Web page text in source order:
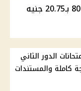
أسعار الوقود في مصر اليوم .. بنزين 80 بـ20.75 جنيه
الدور الثاني
كاملة والمستندات